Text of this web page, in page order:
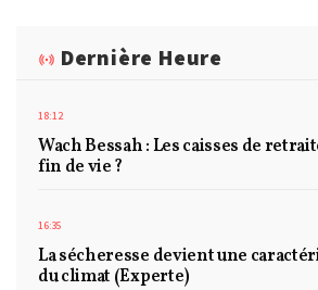
Dernière Heure
18:12
Wach Bessah : Les caisses de
fin de vie ?
16:35
La sécheresse devient une
du climat (Experte)